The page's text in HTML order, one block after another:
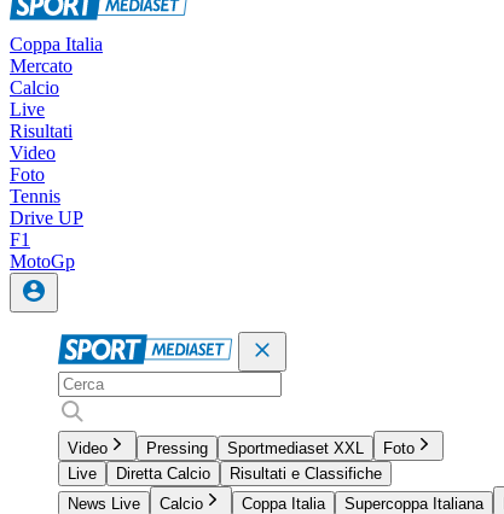
Coppa Italia
Mercato
Calcio
Live
Risultati
Video
Foto
Tennis
Drive UP
F1
MotoGp
Video Pressing Sportmediaset XXL
Foto
Live
Diretta Calcio
Risultati e Classifiche
News Live
Calcio Coppa Italia Supercoppa Italiana